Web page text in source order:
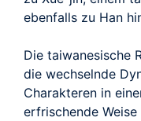
ebenfalls zu Han
Die taiwanesische
die wechselnde
Charakteren in
erfrischende